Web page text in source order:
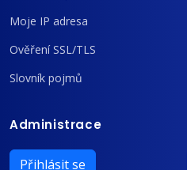
Moje IP adresa
Ověření SSL/TLS
Slovník pojmů
Administrace
Přihlásit se